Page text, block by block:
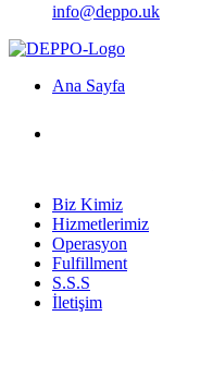
info@deppo.uk
Ana Sayfa
Biz Kimiz
Hizmetlerimiz
Operasyon
Fulfillment
S.S.S
İletişim